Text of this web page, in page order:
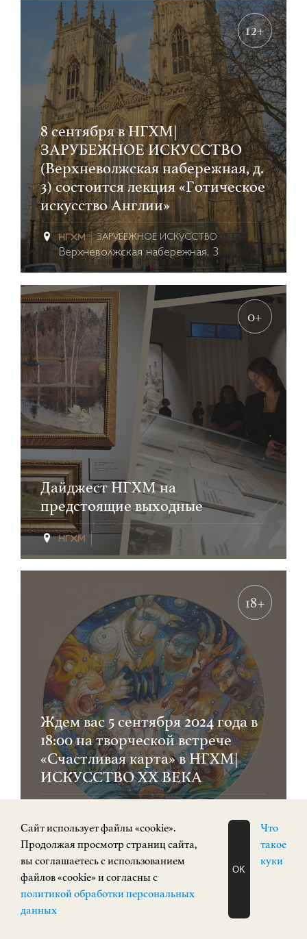
12+
8 сентября в НГХМ|
ЗАРУБЕЖНОЕ ИСКУССТВО
(Верхневолжская набережная, д.
3) состоится лекция «Готическое
искусство Англии»
ЗАРУБЕЖНОЕ ИСКУССТВО
Верхневолжская набережная, 3
0+
Дайджест НГХМ на
предстоящие выходные
18+
Ждем вас 5 сентября 2024 года в
18:00 на творческой встрече
«Счастливая карта» в НГХМ|
ИСКУССТВО XX ВЕКА
Площадь Минина и Пожарского, 2/2
ЗАПИСАТЬСЯ
НА ЭКСКУРСИЮ
Cайт использует файлы «cookie».
Продолжая просмотр страниц сайта,
вы соглашаетесь с использованием
файлов «cookie» и согласны с
политикой обработки персональных
данных
OK
Что
такое
куки